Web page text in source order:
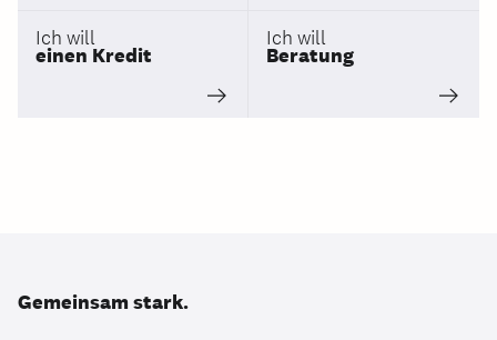
Ich will
einen Kredit
Ich will
Beratung
Gemeinsam stark.